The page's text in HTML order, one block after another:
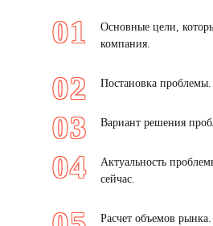
Основные цели,
компания.
Постановка проблемы.
Вариант решения
Актуальность
сейчас.
Расчет объемов рынка.